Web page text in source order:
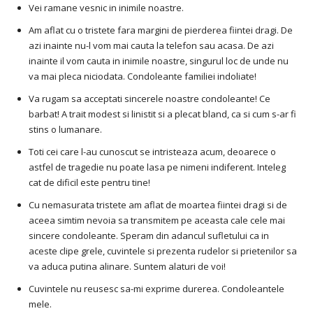
Vei ramane vesnic in inimile noastre.
Am aflat cu o tristete fara margini de pierderea fiintei dragi. De
azi inainte nu-l vom mai cauta la telefon sau acasa. De azi
inainte il vom cauta in inimile noastre, singurul loc de unde nu
va mai pleca niciodata. Condoleante familiei indoliate!
Va rugam sa acceptati sincerele noastre condoleante! Ce
barbat! A trait modest si linistit si a plecat bland, ca si cum s-ar fi
stins o lumanare.
Toti cei care l-au cunoscut se intristeaza acum, deoarece o
astfel de tragedie nu poate lasa pe nimeni indiferent. Inteleg
cat de dificil este pentru tine!
Cu nemasurata tristete am aflat de moartea fiintei dragi si de
aceea simtim nevoia sa transmitem pe aceasta cale cele mai
sincere condoleante. Speram din adancul sufletului ca in
aceste clipe grele, cuvintele si prezenta rudelor si prietenilor sa
va aduca putina alinare. Suntem alaturi de voi!
Cuvintele nu reusesc sa-mi exprime durerea. Condoleantele
mele.